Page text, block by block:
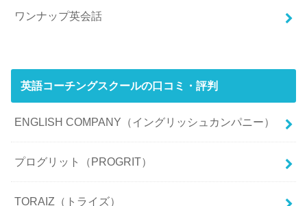
ワンナップ英会話
英語コーチングスクールの口コミ・評判
ENGLISH COMPANY（イングリッシュカンパニー）
プログリット（PROGRIT）
TORAIZ（トライズ）